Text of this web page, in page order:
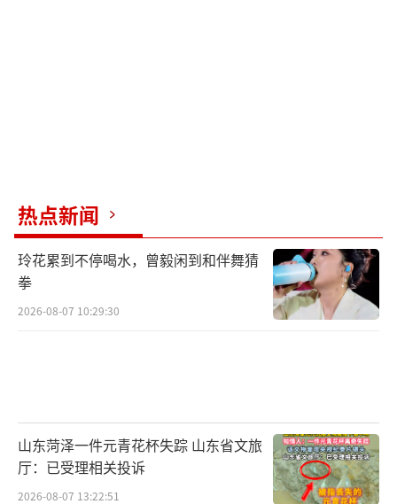
算，因为小个头蓝莓的皮占比多，而蓝莓的珍
贵营养主要在皮里。当然，大个头的蓝莓吃起
来更爽，但好不好吃更多取决于蓝莓品种和个
人偏好。自己吃还是买小蓝莓吧，大蓝莓留着
逢年过节再吃。
热点新闻
玲花累到不停喝水，曾毅闲到和伴舞猜
拳
2026-08-07 10:29:30
山东菏泽一件元青花杯失踪 山东省文旅
厅：已受理相关投诉
2026-08-07 13:22:51